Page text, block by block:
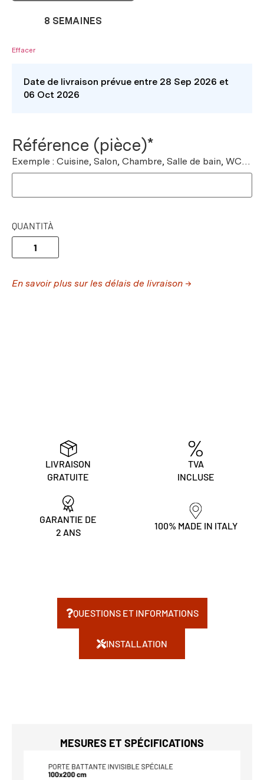
8 SEMAINES
Effacer
Date de livraison prévue entre 28 Sep 2026 et
06 Oct 2026
Référence (pièce)*
Exemple : Cuisine, Salon, Chambre, Salle de bain, WC…
QUANTITÀ
En savoir plus sur les délais de livraison →
LIVRAISON
GRATUITE
TVA
INCLUSE
GARANTIE DE
2 ANS
100% MADE IN ITALY
QUESTIONS ET INFORMATIONS
INSTALLATION
MESURES ET SPÉCIFICATIONS